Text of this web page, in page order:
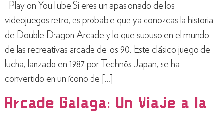
Play on YouTube Si eres un apasionado de los
videojuegos retro, es probable que ya conozcas la historia
de Double Dragon Arcade y lo que supuso en el mundo
de las recreativas arcade de los 90. Este clásico juego de
lucha, lanzado en 1987 por Technōs Japan, se ha
convertido en un ícono de […]
Arcade Galaga: Un Viaje a la